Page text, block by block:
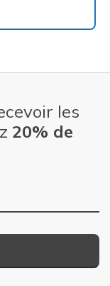
les
20% de